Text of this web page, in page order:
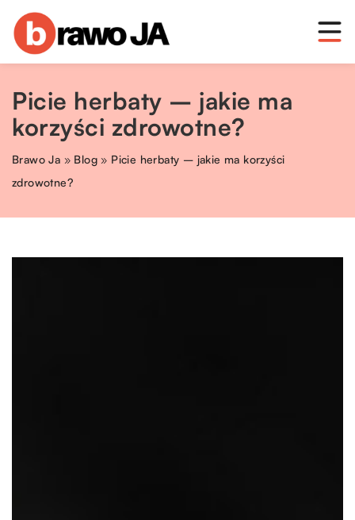
Picie herbaty – jakie ma
korzyści zdrowotne?
Brawo Ja » Blog » Picie herbaty – jakie ma korzyści
zdrowotne?